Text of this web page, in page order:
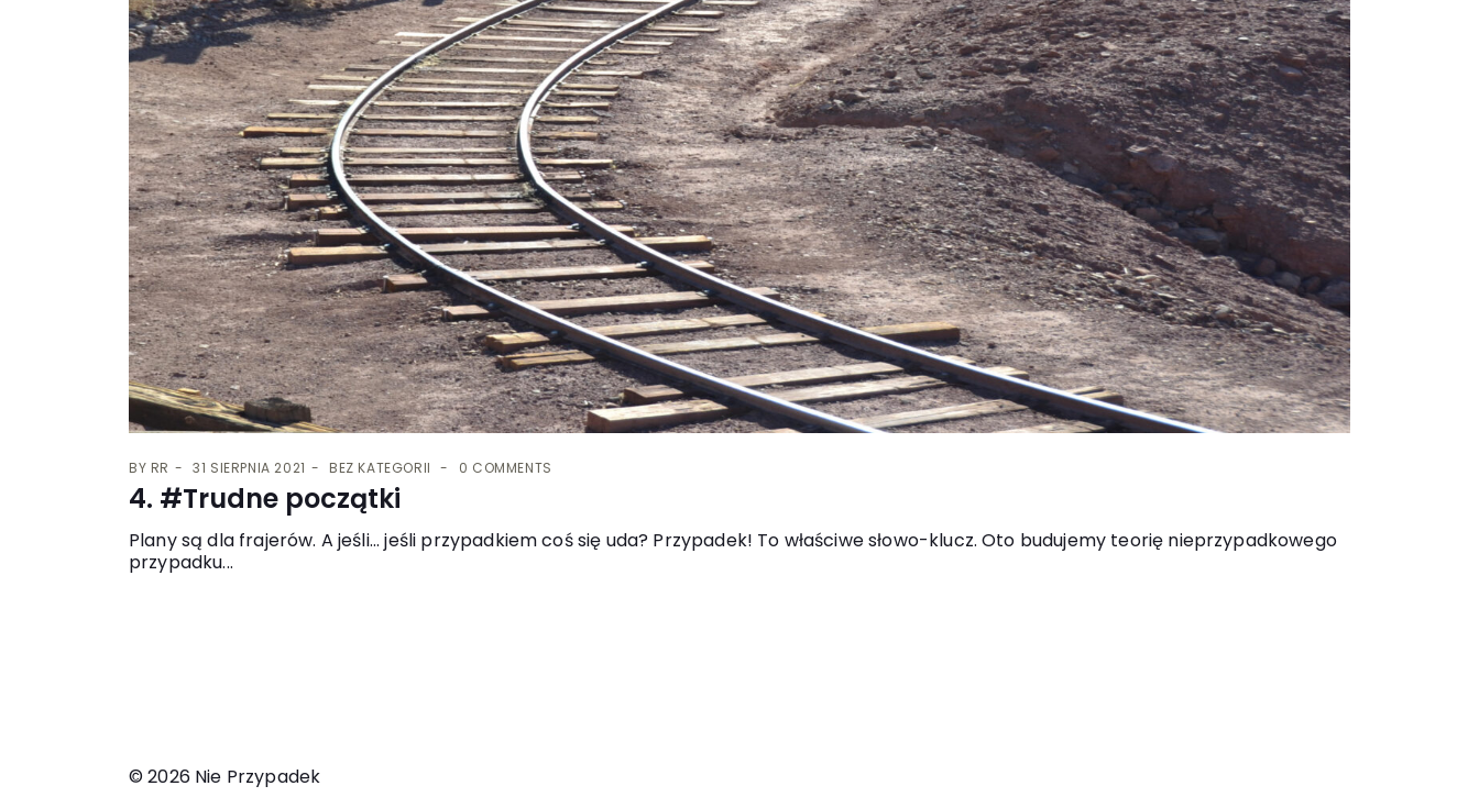
BY RR 31 SIERPNIA 2021 BEZ KATEGORII 0 COMMENTS
4. #Trudne początki
Plany są dla frajerów. A jeśli... jeśli przypadkiem coś się uda? Przypadek! To właściwe słowo-klucz. Oto budujemy teorię nieprzypadkowego
przypadku...
© 2026 Nie Przypadek